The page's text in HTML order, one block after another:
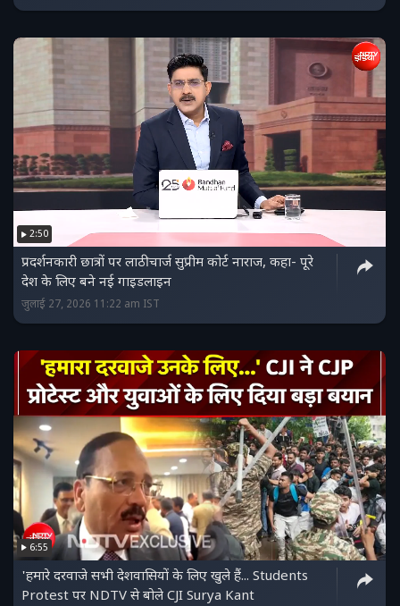
2:50
प्रदर्शनकारी छात्रों पर लाठीचार्ज सुप्रीम कोर्ट नाराज, कहा- पूरे
देश के लिए बने नई गाइडलाइन
जुलाई 27, 2026 11:22 am IST
6:55
'हमारे दरवाजे सभी देशवासियों के लिए खुले हैं... Students
Protest पर NDTV से बोले CJI Surya Kant